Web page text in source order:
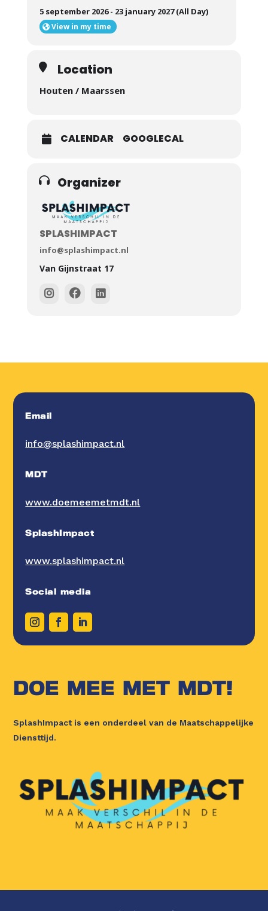
Zaterdag 31
oktober 08:15 –
Zaterdag 28
november 09:00 –
08:15 – 11:15
08:15 – 11:15
5 september 2026 - 23 january 2027 (All Day)
View in my time
Location
Houten / Maarssen
CALENDAR GOOGLECAL
Organizer
SPLASHIMPACT
info@splashimpact.nl
Van Gijnstraat 17
Email
info@splashimpact.nl
MDT
www.doemeemetmdt.nl
SplashImpact
www.splashimpact.nl
Social media
DOE MEE MET MDT!
SplashImpact is een onderdeel van de Maatschappelijke
Diensttijd.